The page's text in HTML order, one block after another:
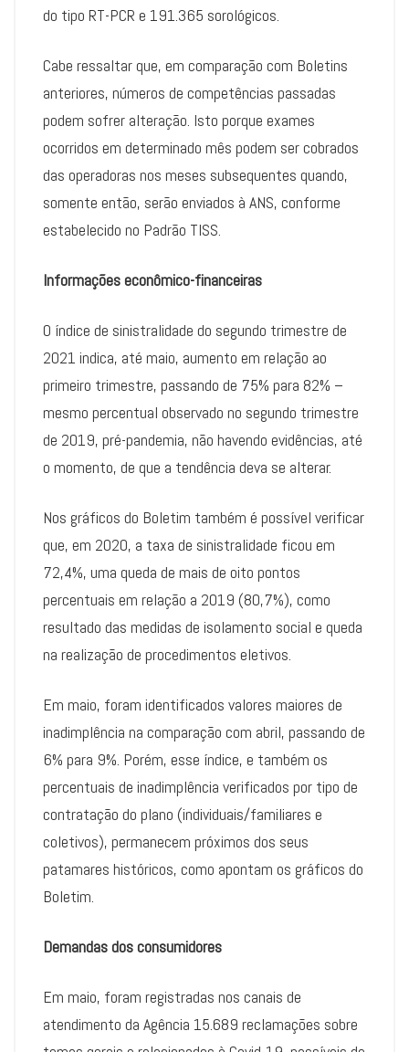
do tipo RT-PCR e 191.365 sorológicos.
Cabe ressaltar que, em comparação com Boletins
anteriores, números de competências passadas
podem sofrer alteração. Isto porque exames
ocorridos em determinado mês podem ser cobrados
das operadoras nos meses subsequentes quando,
somente então, serão enviados à ANS, conforme
estabelecido no Padrão TISS.
Informações econômico-financeiras
O índice de sinistralidade do segundo trimestre de
2021 indica, até maio, aumento em relação ao
primeiro trimestre, passando de 75% para 82% –
mesmo percentual observado no segundo trimestre
de 2019, pré-pandemia, não havendo evidências, até
o momento, de que a tendência deva se alterar.
Nos gráficos do Boletim também é possível verificar
que, em 2020, a taxa de sinistralidade ficou em
72,4%, uma queda de mais de oito pontos
percentuais em relação a 2019 (80,7%), como
resultado das medidas de isolamento social e queda
na realização de procedimentos eletivos.
Em maio, foram identificados valores maiores de
inadimplência na comparação com abril, passando de
6% para 9%. Porém, esse índice, e também os
percentuais de inadimplência verificados por tipo de
contratação do plano (individuais/familiares e
coletivos), permanecem próximos dos seus
patamares históricos, como apontam os gráficos do
Boletim.
Demandas dos consumidores
Em maio, foram registradas nos canais de
atendimento da Agência 15.689 reclamações sobre